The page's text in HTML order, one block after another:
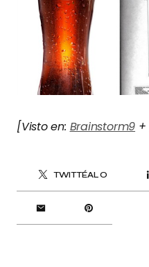
[Visto en: Brainstorm9 +
TWITTÉALO